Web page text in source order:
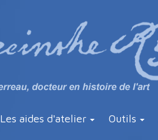
Les aides d'atelier Outils